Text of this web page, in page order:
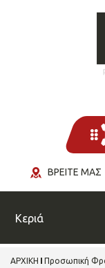
ΒΡΕΙΤΕ ΜΑΣ
Κεριά
ΑΡΧΙΚΗ Προσωπική